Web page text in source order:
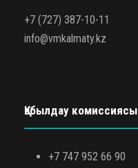
+7 (727) 387-10-11
info@vmkalmaty.kz
Қабылдау комиссиясы
+7 747 952 66 90